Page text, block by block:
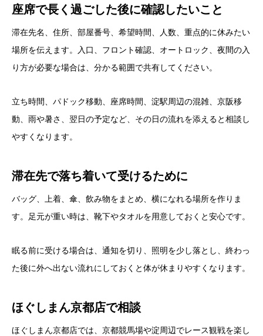
座席で長く過ごした後に確認したいこと
滞在先名、住所、部屋番号、希望時間、人数、重点的に休みたい
場所を伝えます。入口、フロント確認、オートロック、夜間の入
り方が必要な場合は、分かる範囲で共有してください。
立ち時間、パドック移動、座席時間、淀駅周辺の混雑、京阪移
動、雨や暑さ、翌日の予定など、その日の流れを添えると相談し
やすくなります。
滞在先で落ち着いて受けるために
バッグ、上着、傘、飲み物をまとめ、横になれる場所を作りま
す。足元が重い時は、靴下やタオルを用意しておくと安心です。
眠る前に受ける場合は、通知を切り、照明を少し落とし、終わっ
た後に外へ出ない流れにしておくと体が休まりやすくなります。
ほぐしまん京都店で相談
ほぐしまん京都店では、京都競馬場や淀周辺でレース観戦を楽し